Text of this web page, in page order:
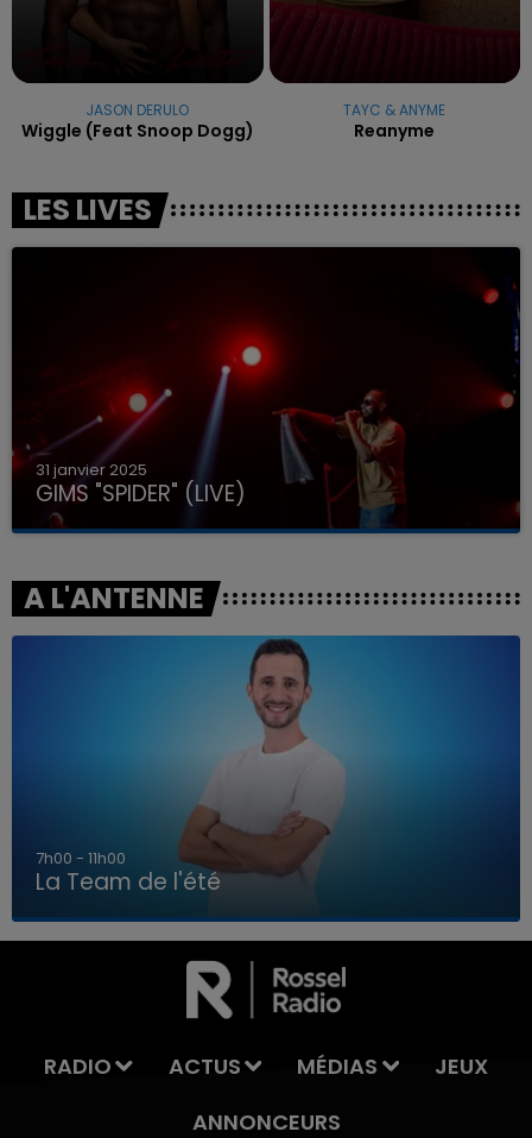
LA TEAM DE L'ÉTÉ
JASON DERULO
Wiggle (feat Snoop Dogg)
TAYC & ANYME
Reanyme
LES LIVES
31 janvier 2025
GIMS "SPIDER" (LIVE)
A L'ANTENNE
7h00 - 11h00
La Team de l'été
RADIO ACTUS MÉDIAS
JEUX
ANNONCEURS